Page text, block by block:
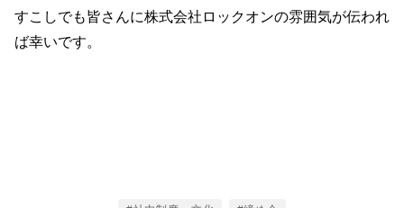
すこしでも皆さんに株式会社ロックオンの雰囲気が伝われ
ば幸いです。